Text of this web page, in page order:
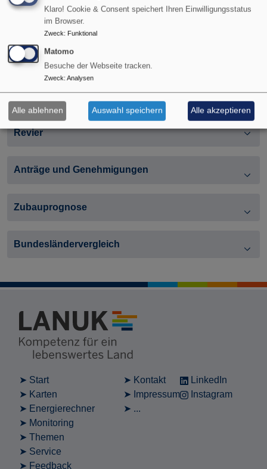
Diagramm Tabelle
Stand Ausbau Nordrhein-Westfalen
Stand Ausbau Regierungsbezirke
Stand Ausbau Planungsregionen und Rheinisches
Revier
Anträge und Genehmigungen
Zubauprognose
Bundesländervergleich
Start
Karten
Energierechner
Monitoring
Themen
Service
Feedback
Kontakt
Impressum
...
LinkedIn
Instagram
Klaro! Cookie & Consent speichert Ihren Einwilligungsstatus
im Browser.
Zweck: Funktional
Matomo
Besuche der Webseite tracken.
Zweck: Analysen
Alle ablehnen Auswahl speichern Alle akzeptieren